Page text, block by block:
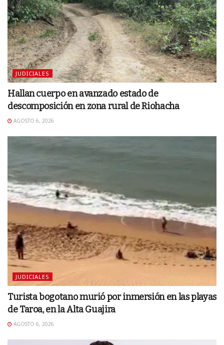
JUDICIALES
Hallan cuerpo en avanzado estado de
descomposición en zona rural de Riohacha
AGOSTO 6, 2026
JUDICIALES
Turista bogotano murió por inmersión en las playas
de Taroa, en la Alta Guajira
AGOSTO 6, 2026